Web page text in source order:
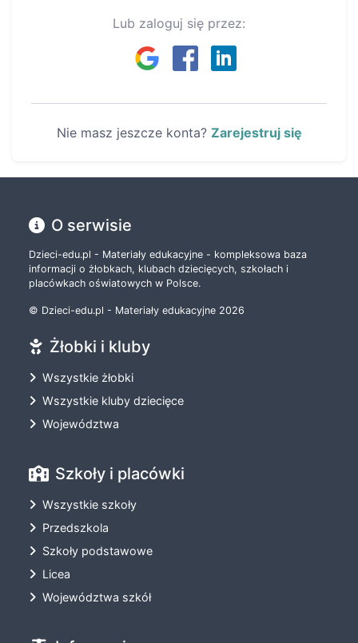
Lub zaloguj się przez:
Nie masz jeszcze konta? Zarejestruj się
O serwisie
Dzieci-edu.pl - Materiały edukacyjne - kompleksowa baza
informacji o żłobkach, klubach dziecięcych, szkołach i
placówkach oświatowych w Polsce.
© Dzieci-edu.pl - Materiały edukacyjne 2026
Żłobki i kluby
Wszystkie żłobki
Wszystkie kluby dziecięce
Województwa
Szkoły i placówki
Wszystkie szkoły
Przedszkola
Szkoły podstawowe
Licea
Województwa szkół